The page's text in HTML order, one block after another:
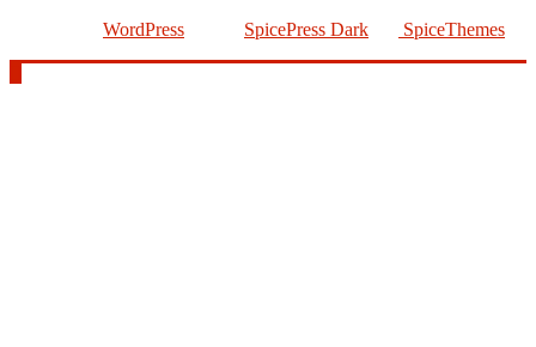
WordPress SpicePress Dark SpiceThemes